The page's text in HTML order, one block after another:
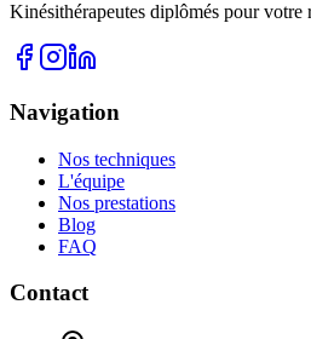
Kinésithérapeutes diplômés pour votre
Navigation
Nos techniques
L'équipe
Nos prestations
Blog
FAQ
Contact